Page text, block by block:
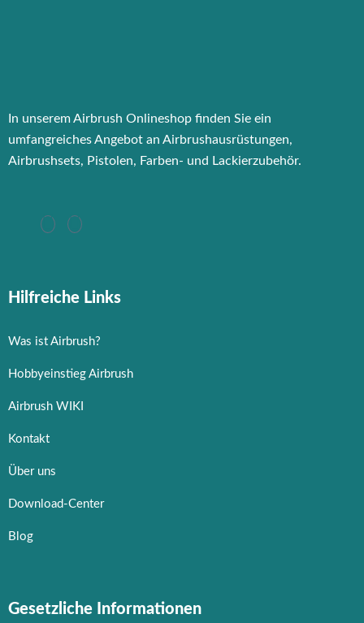
In unserem Airbrush Onlineshop finden Sie ein
umfangreiches Angebot an Airbrushausrüstungen,
Airbrushsets, Pistolen, Farben- und Lackierzubehör.
Hilfreiche Links
Was ist Airbrush?
Hobbyeinstieg Airbrush
Airbrush WIKI
Kontakt
Über uns
Download-Center
Blog
Gesetzliche Informationen